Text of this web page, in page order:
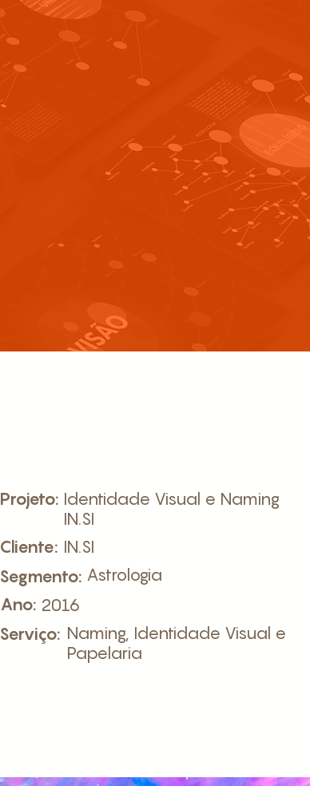
Projeto: Identidade Visual e Naming
IN.SI
Cliente: IN.SI
Astrologia
Segmento:
Ano: 2016
Serviço: Naming, Identidade Visual e
Papelaria